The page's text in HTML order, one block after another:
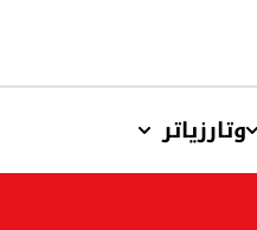
وتارزیاتر